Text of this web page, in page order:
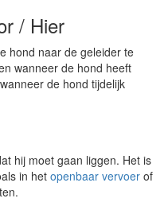
/ Hier
hond naar de geleider te
wanneer de hond heeft
de hond tijdelijk
hij moet gaan liggen. Het is
in het openbaar vervoer of